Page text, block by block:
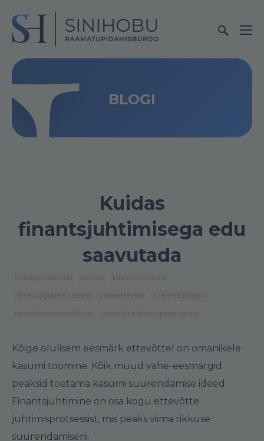
BLOGI
Kuidas
finantsjuhtimisega edu
saavutada
finantsjuhtimine bilanss
kasumiaruanne
rahavoogude aruanne
väikeettevõte
raamatupidaja
raamatupidamisbüroo
raamatupidamisprogramm
Kõige olulisem eesmärk ettevõttel on omanikele
kasumi toomine. Kõik muud vahe-eesmärgid
peaksid toetama kasumi suurendamise ideed.
Finantsjuhtimine on osa kogu ettevõtte
juhtimisprotsessist, mis peaks viima rikkuse
suurendamiseni.